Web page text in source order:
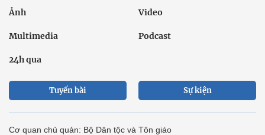
Ảnh Video
Multimedia Podcast
24h qua
Tuyến bài Sự kiện
Cơ quan chủ quản: Bộ Dân tộc và Tôn giáo